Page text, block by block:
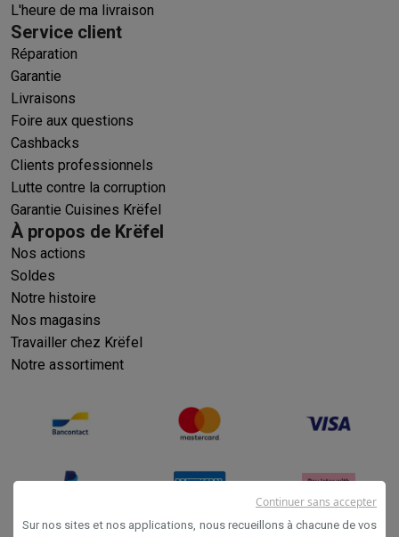
L'heure de ma livraison
Service client
Réparation
Garantie
Livraisons
Foire aux questions
Cashbacks
Clients professionnels
Lutte contre la corruption
Garantie Cuisines Krëfel
À propos de Krëfel
Nos actions
Soldes
Notre histoire
Nos magasins
Travailler chez Krëfel
Notre assortiment
Sur nos sites et nos applications, nous recueillons à chacune de vos
Continuer sans accepter